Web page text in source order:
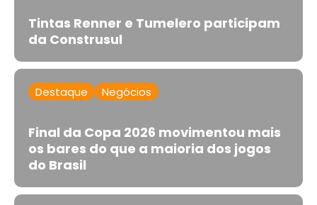
Tintas Renner e Tumelero participam
da Construsul
Destaque Negócios
Final da Copa 2026 movimentou mais
os bares do que a maioria dos jogos
do Brasil